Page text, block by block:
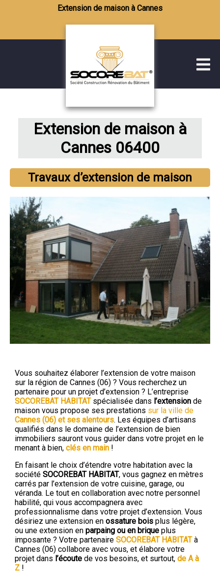
Extension de maison à Cannes
Extension de maison à
Cannes 06400
Travaux d’extension de maison
Vous souhaitez élaborer l’extension de votre maison
sur la région de Cannes (06) ? Vous recherchez un
partenaire pour un projet d’extension ? L’entreprise
SOCOREBAT HABITATspécialisée dans l’extension de
maison vous propose ses prestations sur la ville de
Cannes (06) et ses alentours. Les équipes d’artisans
qualifiés dans le domaine de l’extension de bien
immobiliers sauront vous guider dans votre projet en le
menant à bien, clés en main !
En faisant le choix d’étendre votre habitation avec la
société SOCOREBAT HABITAT, vous gagnez en mètres
carrés par l’extension de votre cuisine, garage, ou
véranda. Le tout en collaboration avec notre personnel
habilité, qui vous accompagnera avec
professionnalisme dans votre projet d’extension. Vous
désiriez une extension en ossature bois plus légère,
ou une extension en parpaing ou en brique plus
imposante ? Votre partenaire SOCOREBAT HABITATà
Cannes (06) collabore avec vous, et élabore votre
projet dans l’écoute de vos besoins, et surtout, de A à
Z !